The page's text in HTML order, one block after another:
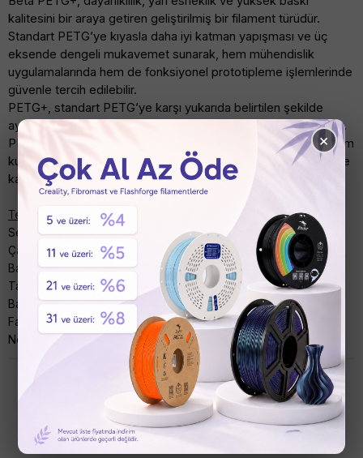
kalitesini bir araya getiren geliştirilmiş bir filament türüdür.
Standart PETG’ye kıyasla daha iyi katman yapışması ve üç
eksende dengeli mukavemet sunarak, hem mühendislik
uygulamalarında hem de fonksiyonel prototipleme işlemlerinde
güvenle tercih edilebilir.
PETG+, standart PETG’ye karşı yukarıda belirtilen şekilde
ayrışırken, PLA’ya göre ise birkaç farklı başlıkta ayrışım sağlar.
PETG darbe ve ısıya karşı daha dayanıklıdır böylelikle dış ortam
kullanımına daha yatkındır. Ancak daha kolay ipçiklenme riskine
karşın, baskı ayarlarına hassasiyet gösterilmesi tavsiye edilir.
Teknik Özellikler
Seri: PETG+
Çap: 1.75mm
Baskı Sıcaklığı: 230-260°C
Tabla Sıcaklığı: 70-90°C
Baskı Hızı: 20-50mm/s
Fan: 0-50%
Net Ağırlık: 1000gr veya 3000gr
Son Eklenen Ürünler
×